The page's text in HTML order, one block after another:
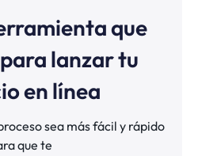
que
lanzar tu
en línea
sea más fácil y rápido
que te